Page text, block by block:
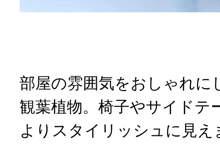
部屋の雰囲気をおしゃれに
観葉植物。椅子やサイドテ
よりスタイリッシュに見え